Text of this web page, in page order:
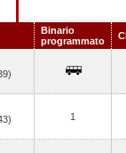
Binario
programmato
1